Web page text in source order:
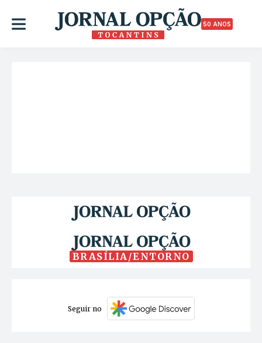
50 ANOS
BRASÍLIA/ENTORNO
Seguir no